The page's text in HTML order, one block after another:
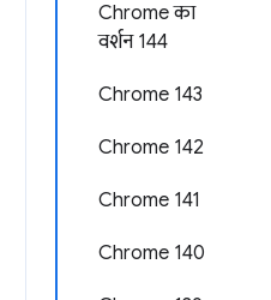
Chrome का
वर्शन 144
Chrome 143
Chrome 142
Chrome 141
Chrome 140